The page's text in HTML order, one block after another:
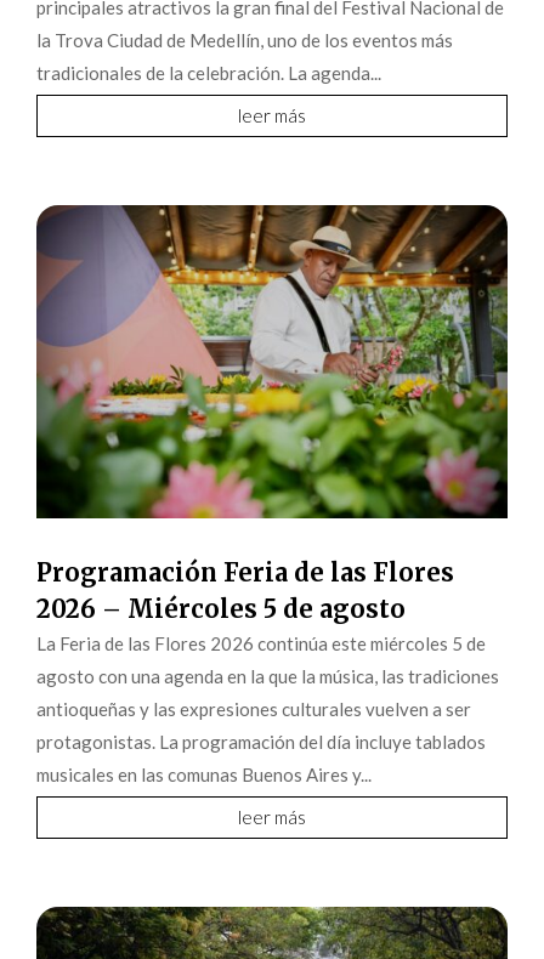
principales atractivos la gran final del Festival Nacional de
la Trova Ciudad de Medellín, uno de los eventos más
tradicionales de la celebración. La agenda...
leer más
Programación Feria de las Flores
2026 – Miércoles 5 de agosto
La Feria de las Flores 2026 continúa este miércoles 5 de
agosto con una agenda en la que la música, las tradiciones
antioqueñas y las expresiones culturales vuelven a ser
protagonistas. La programación del día incluye tablados
musicales en las comunas Buenos Aires y...
leer más